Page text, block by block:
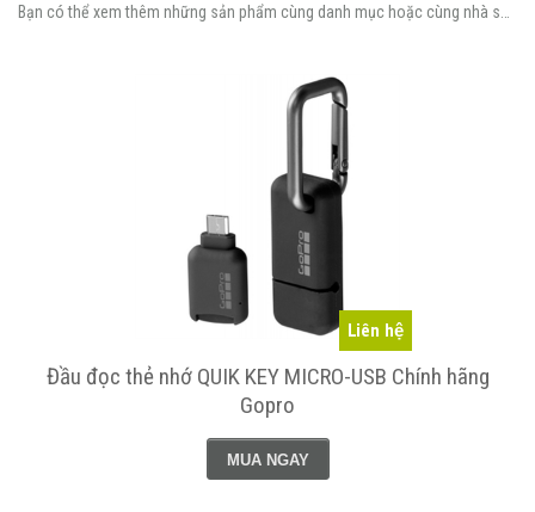
Liên hệ
Đầu đọc thẻ nhớ QUIK KEY MICRO-USB Chính hãng
Gopro
MUA NGAY